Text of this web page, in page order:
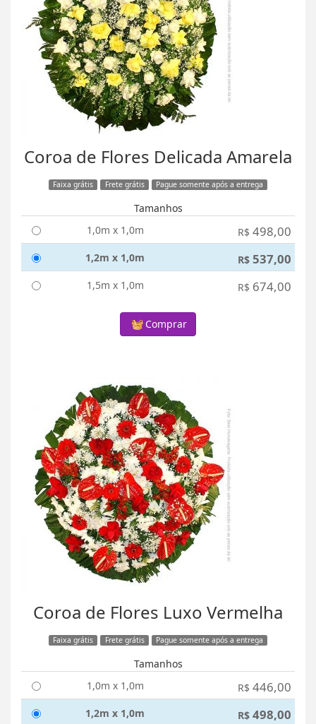
Coroa de Flores Delicada Amarela
Faixa grátis Frete grátis Pague somente após a entrega
Tamanhos
1,0m x 1,0m
R$ 498,00
1,2m x 1,0m R$ 537,00
1,5m x 1,0m R$ 674,00
Comprar
Coroa de Flores Luxo Vermelha
Faixa grátis Frete grátis Pague somente após a entrega
Tamanhos
1,0m x 1,0m
R$ 446,00
1,2m x 1,0m R$ 498,00